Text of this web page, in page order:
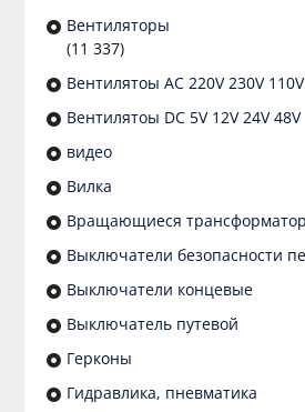
Вентиляторы
(11 337)
Вентилятоы AC 220V 230V
Вентилятоы DC 5V 12V 24V 48V
видео
Вилка
Вращающиеся
Выключатели безопасности
Выключатели концевые
Выключатель путевой
Герконы
Гидравлика, пневматика